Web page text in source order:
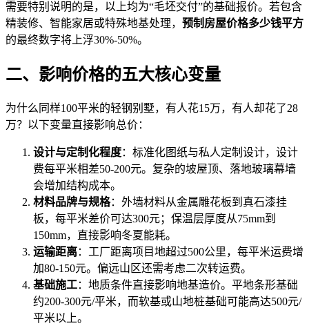
需要特别说明的是，以上均为“毛坯交付”的基础报价。若包含
精装修、智能家居或特殊地基处理， 预制房屋价格多少钱平方
的最终数字将上浮30%-50%。
二、影响价格的五大核心变量
为什么同样100平米的轻钢别墅，有人花15万，有人却花了28
万？以下变量直接影响总价：
设计与定制化程度：标准化图纸与私人定制设计，设计
费每平米相差50-200元。复杂的坡屋顶、落地玻璃幕墙
会增加结构成本。
材料品牌与规格：外墙材料从金属雕花板到真石漆挂
板，每平米差价可达300元；保温层厚度从75mm到
150mm，直接影响冬夏能耗。
运输距离：工厂距离项目地超过500公里，每平米运费增
加80-150元。偏远山区还需考虑二次转运费。
基础施工：地质条件直接影响地基造价。平地条形基础
约200-300元/平米，而软基或山地桩基础可能高达500元/
平米以上。